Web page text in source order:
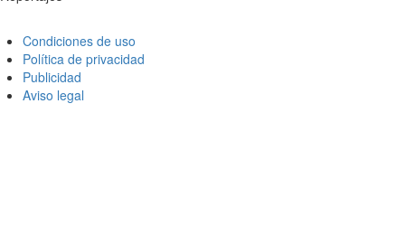
Condiciones de uso
Política de privacidad
Publicidad
Aviso legal